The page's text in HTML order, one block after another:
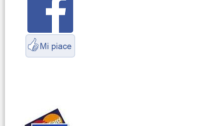
Servizio
Radioelettrico